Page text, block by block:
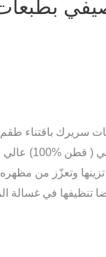
باقتناء طقم
النّعـومة مريح للغاية،
وتعزّز من
تنظيفها في غسالة